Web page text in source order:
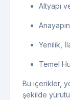
Altyapı
Yenilik,
Temel
Bu içerikler,
şekilde